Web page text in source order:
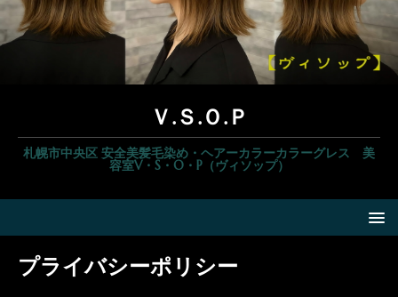
Ｖ.Ｓ.Ｏ.Ｐ
札幌市中央区 安全美髪毛染め・ヘアーカラーカラーグレス 美
容室V・S・O・P（ヴィソップ）
プライバシーポリシー